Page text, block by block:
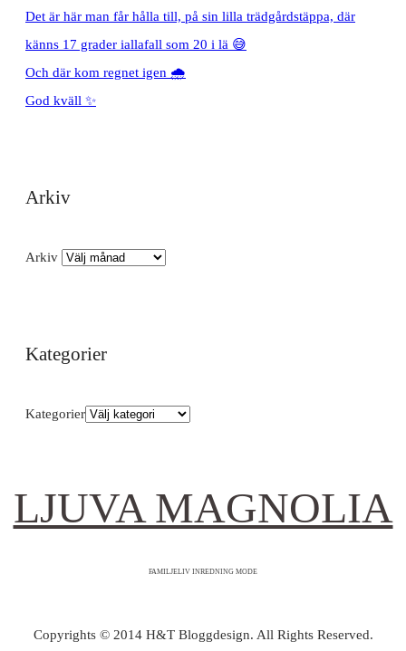
Det är här man får hålla till, på sin lilla trädgårdstäppa, där
känns 17 grader iallafall som 20 i lä 😅
Och där kom regnet igen 🌧️
God kväll ✨
Arkiv
Arkiv
Kategorier
Kategorier
LJUVA MAGNOLIA
FAMILJELIV INREDNING MODE
Copyrights © 2014 H&T Bloggdesign. All Rights Reserved.